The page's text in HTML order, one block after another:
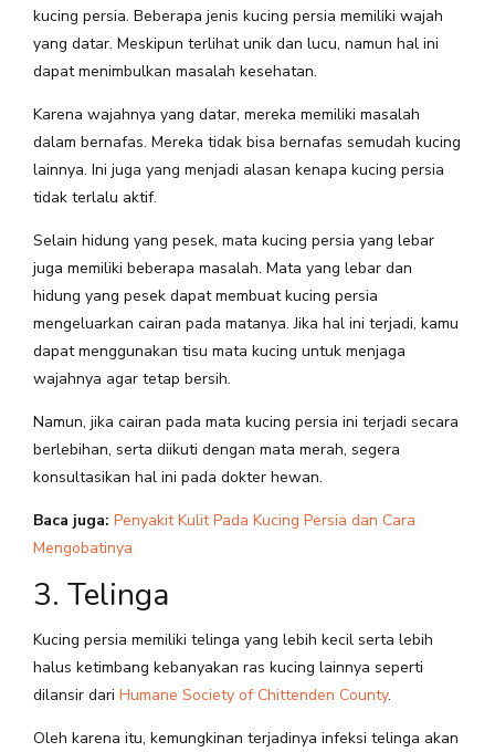
kucing persia. Beberapa jenis kucing persia memiliki wajah
yang datar. Meskipun terlihat unik dan lucu, namun hal ini
dapat menimbulkan masalah kesehatan.
Karena wajahnya yang datar, mereka memiliki masalah
dalam bernafas. Mereka tidak bisa bernafas semudah kucing
lainnya. Ini juga yang menjadi alasan kenapa kucing persia
tidak terlalu aktif.
Selain hidung yang pesek, mata kucing persia yang lebar
juga memiliki beberapa masalah. Mata yang lebar dan
hidung yang pesek dapat membuat kucing persia
mengeluarkan cairan pada matanya. Jika hal ini terjadi, kamu
dapat menggunakan tisu mata kucing untuk menjaga
wajahnya agar tetap bersih.
Namun, jika cairan pada mata kucing persia ini terjadi secara
berlebihan, serta diikuti dengan mata merah, segera
konsultasikan hal ini pada dokter hewan.
Baca juga: Penyakit Kulit Pada Kucing Persia dan Cara
Mengobatinya
3. Telinga
Kucing persia memiliki telinga yang lebih kecil serta lebih
halus ketimbang kebanyakan ras kucing lainnya seperti
dilansir dari Humane Society of Chittenden County.
Oleh karena itu, kemungkinan terjadinya infeksi telinga akan